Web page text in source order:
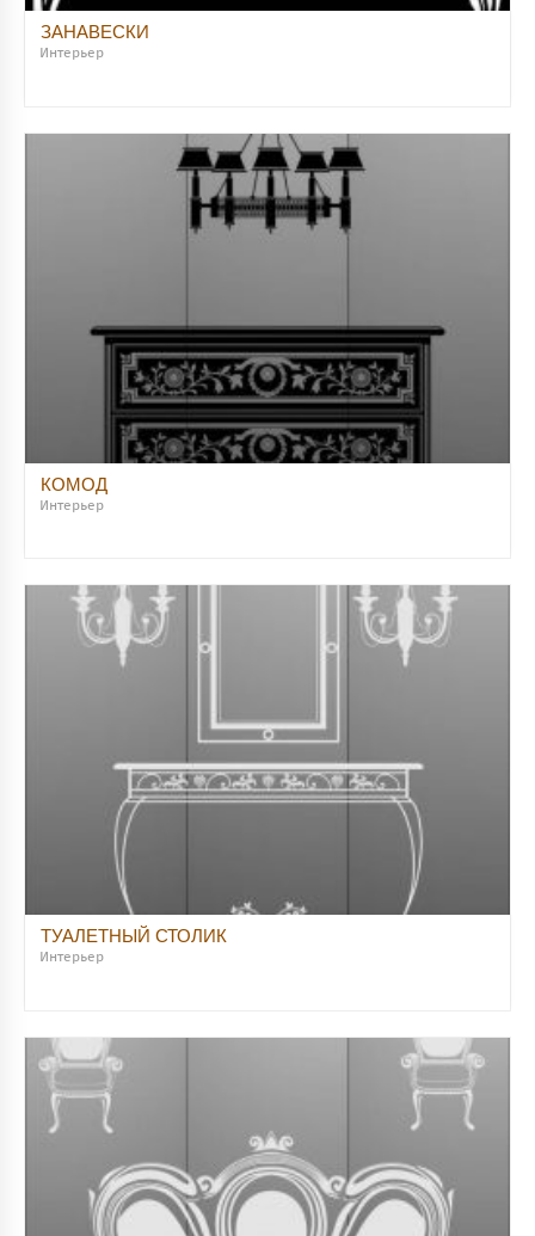
ЗАНАВЕСКИ
Интерьер
КОМОД
Интерьер
ТУАЛЕТНЫЙ СТОЛИК
Интерьер